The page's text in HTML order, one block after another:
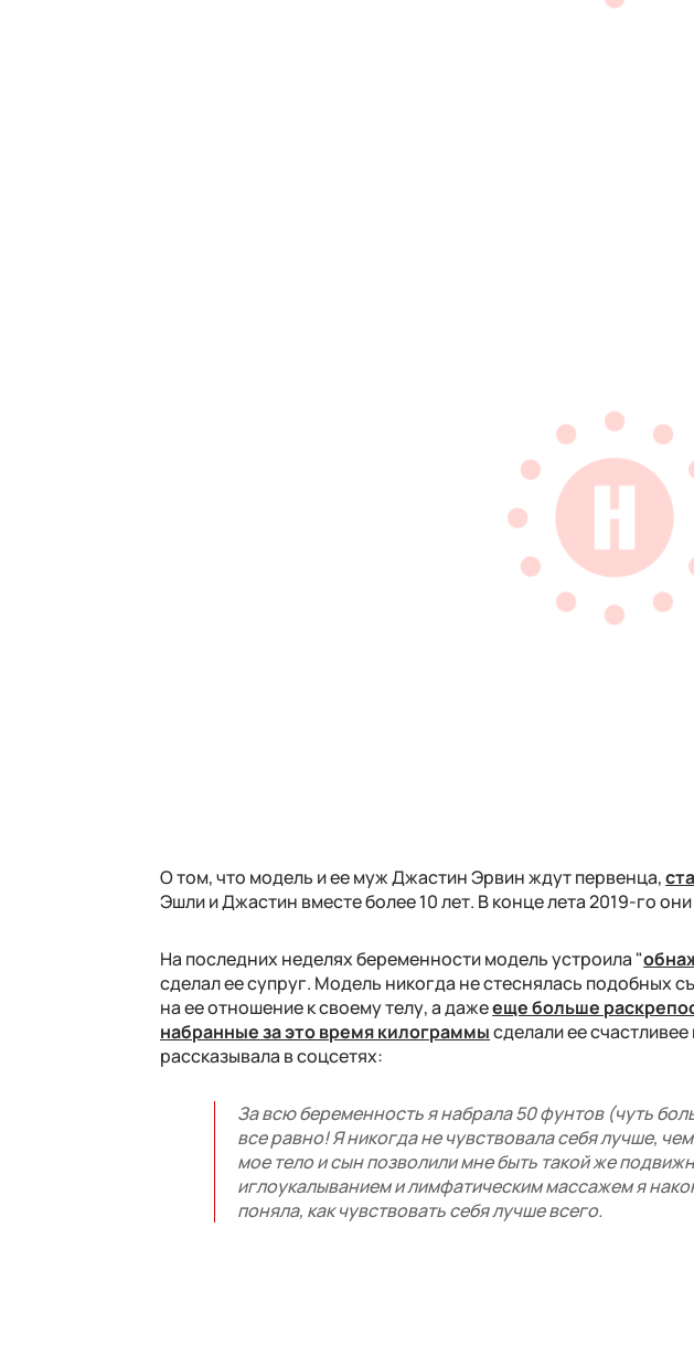
О том, что модель и ее муж Джастин Эрвин ждут первенца,
Эшли и Джастин вместе более 10 лет. В конце лета 2019-го
На последних неделях беременности модель устроила "
сделал ее супруг. Модель никогда не стеснялась подобных
на ее отношение к своему телу, а дажееще больше
набранные за это время килограммысделали ее
рассказывала в соцсетях:
За всю беременность я набрала 50 фунтов (чуть
все равно! Я никогда не чувствовала себя лучше,
мое тело и сын позволили мне быть такой же
иглоукалыванием и лимфатическим массажем я
поняла, как чувствовать себя лучше всего.